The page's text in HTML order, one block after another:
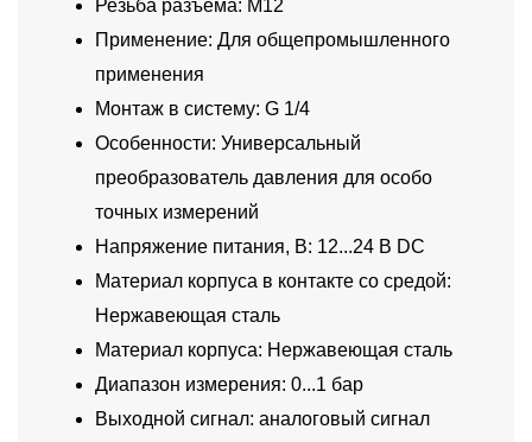
Резьба разъема: M12
Применение: Для общепромышленного
применения
Монтаж в систему: G 1/4
Особенности: Универсальный
преобразователь давления для особо
точных измерений
Напряжение питания, В: 12...24 В DC
Материал корпуса в контакте со средой:
Нержавеющая сталь
Материал корпуса: Нержавеющая сталь
Диапазон измерения: 0...1 бар
Выходной сигнал: аналоговый сигнал